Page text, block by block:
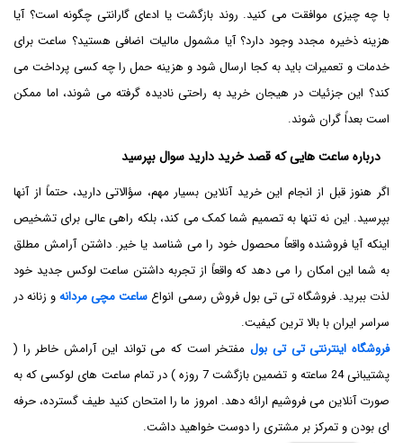
با چه چیزی موافقت می کنید. روند بازگشت یا ادعای گارانتی چگونه است؟ آیا
هزینه ذخیره مجدد وجود دارد؟ آیا مشمول مالیات اضافی هستید؟ ساعت برای
خدمات و تعمیرات باید به کجا ارسال شود و هزینه حمل را چه کسی پرداخت می
کند؟ این جزئیات در هیجان خرید به راحتی نادیده گرفته می شوند، اما ممکن
است بعداً گران شوند.
درباره ساعت هایی که قصد خرید دارید سوال بپرسید
اگر هنوز قبل از انجام این خرید آنلاین بسیار مهم، سؤالاتی دارید، حتماً از آنها
بپرسید. این نه تنها به تصمیم شما کمک می کند، بلکه راهی عالی برای تشخیص
اینکه آیا فروشنده واقعاً محصول خود را می شناسد یا خیر. داشتن آرامش مطلق
به شما این امکان را می دهد که واقعاً از تجربه داشتن ساعت لوکس جدید خود
لذت ببرید. فروشگاه تی تی بول فروش رسمی انواع ساعت مچی مردانهو زنانه در
سراسر ایران با بالا ترین کیفیت.
فروشگاه اینترنتی تی تی بولمفتخر است که می تواند این آرامش خاطر را (
پشتیبانی 24 ساعته و تضمین بازگشت 7 روزه ) در تمام ساعت های لوکسی که به
صورت آنلاین می فروشیم ارائه دهد. امروز ما را امتحان کنید طیف گسترده، حرفه
ای بودن و تمرکز بر مشتری را دوست خواهید داشت.